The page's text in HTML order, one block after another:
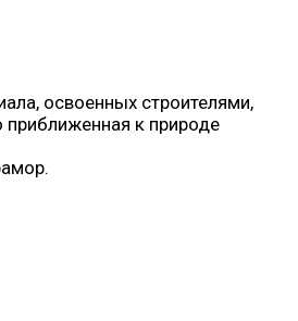
освоенных строителями,
к природе